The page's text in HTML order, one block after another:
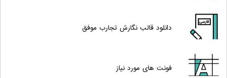
دانلود قالب نگارش تجارب موفق
فونت های مورد نیاز